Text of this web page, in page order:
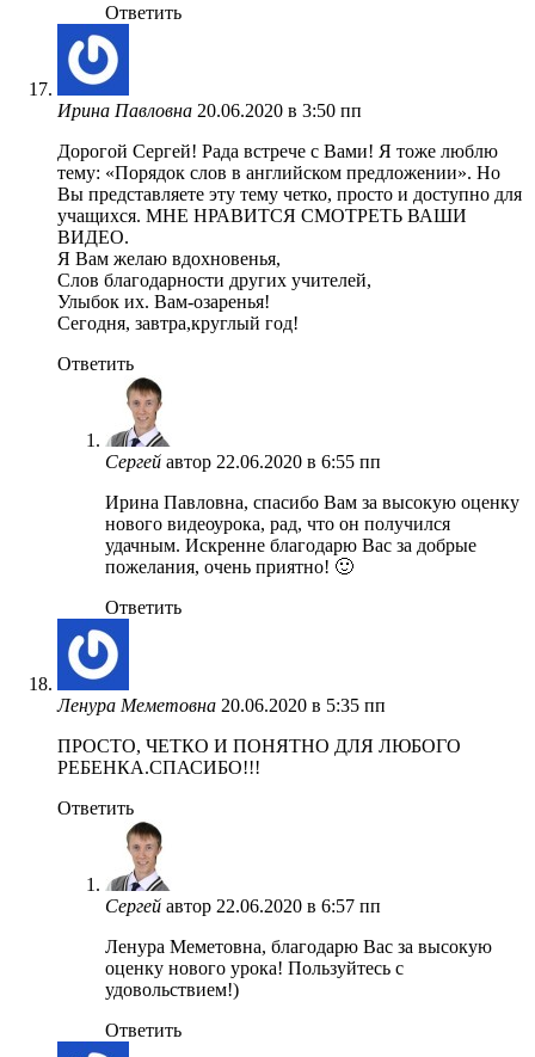
Ответить
Ирина Павловна 20.06.2020 в 3:50 пп
Дорогой Сергей! Рада встрече с Вами! Я тоже люблю
тему: «Порядок слов в английском предложении». Но
Вы представляете эту тему четко, просто и доступно для
учащихся. МНЕ НРАВИТСЯ СМОТРЕТЬ ВАШИ
ВИДЕО.
Я Вам желаю вдохновенья,
Слов благодарности других учителей,
Улыбок их. Вам-озаренья!
Сегодня, завтра,круглый год!
Ответить
Сергей автор 22.06.2020 в 6:55 пп
Ирина Павловна, спасибо Вам за высокую оценку
нового видеоурока, рад, что он получился
удачным. Искренне благодарю Вас за добрые
пожелания, очень приятно! 🙂
Ответить
Ленура Меметовна 20.06.2020 в 5:35 пп
ПРОСТО, ЧЕТКО И ПОНЯТНО ДЛЯ ЛЮБОГО
РЕБЕНКА.СПАСИБО!!!
Ответить
Сергей автор 22.06.2020 в 6:57 пп
Ленура Меметовна, благодарю Вас за высокую
оценку нового урока! Пользуйтесь с
удовольствием!)
Ответить